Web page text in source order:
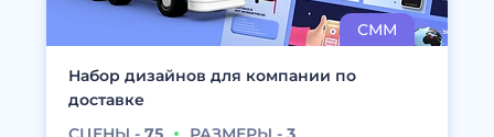
Набор дизайнов для компании по
доставке